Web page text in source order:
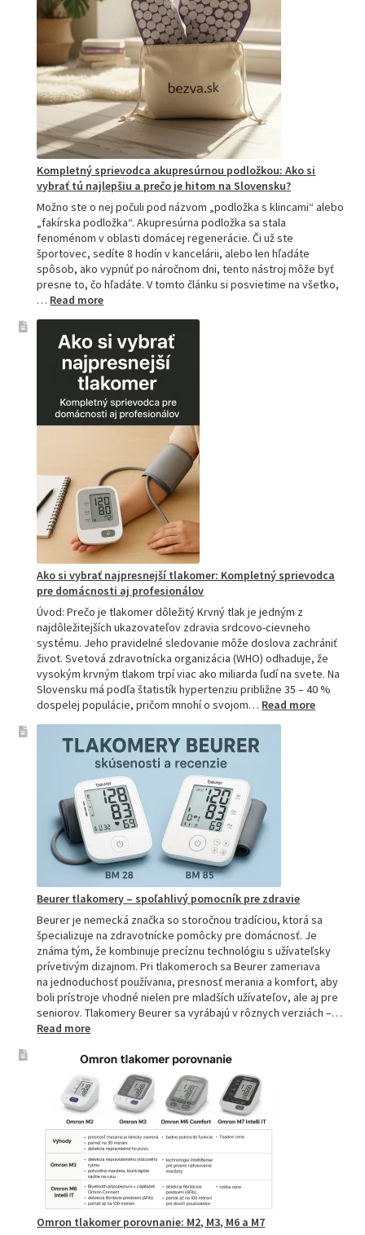
Kompletný sprievodca akupresúrnou podložkou: Ako si
vybrať tú najlepšiu a prečo je hitom na Slovensku?
Možno ste o nej počuli pod názvom „podložka s klincami“ alebo
„fakírska podložka“. Akupresúrna podložka sa stala
fenoménom v oblasti domácej regenerácie. Či už ste
športovec, sedíte 8 hodín v kancelárii, alebo len hľadáte
spôsob, ako vypnúť po náročnom dni, tento nástroj môže byť
presne to, čo hľadáte. V tomto článku si posvietime na všetko,
… Read more:
sprievodca
akupresúrnou
podložkou:
Ako
si
vybrať
tú
prečo
je
hitom
na
Slovensku?
Ako si vybrať najpresnejší tlakomer: Kompletný sprievodca
pre domácnosti aj profesionálov
Úvod: Prečo je tlakomer dôležitý Krvný tlak je jedným z
najdôležitejších ukazovateľov zdravia srdcovo-cievneho
systému. Jeho pravidelné sledovanie môže doslova zachrániť
život. Svetová zdravotnícka organizácia (WHO) odhaduje, že
vysokým krvným tlakom trpí viac ako miliarda ľudí na svete. Na
Slovensku má podľa štatistík hypertenziu približne 35 – 40 %
dospelej populácie, pričom mnohí o svojom… Read more:
Beurer tlakomery – spoľahlivý pomocník pre zdravie
Beurer je nemecká značka so storočnou tradíciou, ktorá sa
špecializuje na zdravotnícke pomôcky pre domácnosť. Je
známa tým, že kombinuje precíznu technológiu s užívateľsky
prívetivým dizajnom. Pri tlakomeroch sa Beurer zameriava
na jednoduchosť používania, presnosť merania a komfort, aby
boli prístroje vhodné nielen pre mladších užívateľov, ale aj pre
seniorov. Tlakomery Beurer sa vyrábajú v rôznych verziách –…
Read more:
tlakomery
spoľahlivý
pomocník
pre
zdravie
Omron tlakomer porovnanie: M2, M3, M6 a M7